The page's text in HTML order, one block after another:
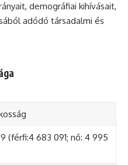
demográfiai kihívásait,
adódó társadalmi és
(férfi:4 683 091; nő: 4 995